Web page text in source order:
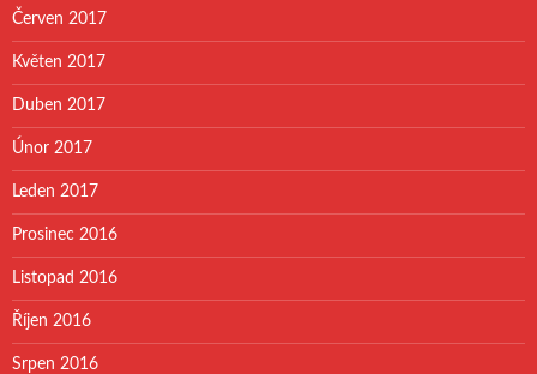
Červen 2017
Květen 2017
Duben 2017
Únor 2017
Leden 2017
Prosinec 2016
Listopad 2016
Říjen 2016
Srpen 2016